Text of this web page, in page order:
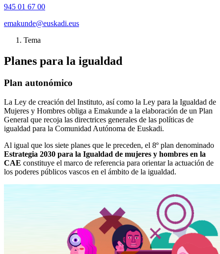
945 01 67 00
emakunde@euskadi.eus
Tema
Planes para la igualdad
Plan autonómico
La Ley de creación del Instituto, así como la Ley para la Igualdad de
Mujeres y Hombres obliga a Emakunde a la elaboración de un Plan
General que recoja las directrices generales de las políticas de
igualdad para la Comunidad Autónoma de Euskadi.
Al igual que los siete planes que le preceden, el 8º plan denominado
Estrategia 2030 para la Igualdad de mujeres y hombres en la
CAE constituye el marco de referencia para orientar la actuación de
los poderes públicos vascos en el ámbito de la igualdad.